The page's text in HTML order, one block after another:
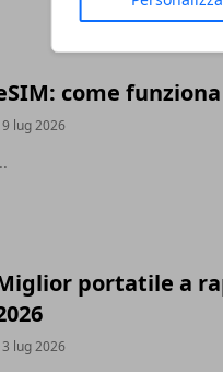
come
lug 2026
portatile a
lug 2026